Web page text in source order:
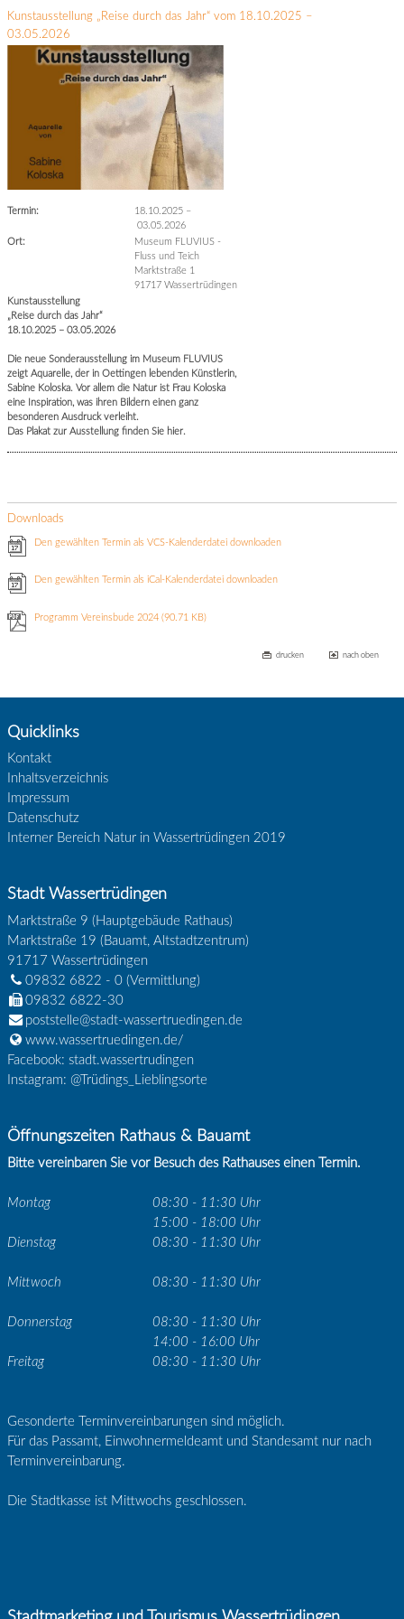
Kunstausstellung „Reise durch das Jahr“ vom 18.10.2025 –
03.05.2026
Termin: 18.10.2025 –
03.05.2026
Ort:
Museum FLUVIUS -
Fluss und Teich
Marktstraße 1
91717 Wassertrüdingen
Kunstausstellung
„Reise durch das Jahr“
18.10.2025 – 03.05.2026
Die neue Sonderausstellung im Museum FLUVIUS
zeigt Aquarelle, der in Oettingen lebenden Künstlerin,
Sabine Koloska. Vor allem die Natur ist Frau Koloska
eine Inspiration, was ihren Bildern einen ganz
besonderen Ausdruck verleiht.
Das Plakat zur Ausstellung finden Sie hier.
Downloads
Den gewählten Termin als VCS-Kalenderdatei downloaden
Den gewählten Termin als iCal-Kalenderdatei downloaden
Programm Vereinsbude 2024(90.71 KB)
drucken nach oben
Quicklinks
Kontakt
Inhaltsverzeichnis
Impressum
Datenschutz
Interner Bereich Natur in Wassertrüdingen 2019
Stadt Wassertrüdingen
Marktstraße 9 (Hauptgebäude Rathaus)
Marktstraße 19 (Bauamt, Altstadtzentrum)
91717 Wassertrüdingen
09832 6822 - 0(Vermittlung)
09832 6822-30
poststelle@stadt-wassertruedingen.de
www.wassertruedingen.de/
Facebook: stadt.wassertrudingen
Instagram: @Trüdings_Lieblingsorte
Öffnungszeiten Rathaus & Bauamt
Bitte vereinbaren Sie vor Besuch des Rathauses einen Termin.
Montag
08:30 - 11:30 Uhr
15:00 - 18:00 Uhr
Dienstag
08:30 - 11:30 Uhr
Mittwoch 08:30 - 11:30 Uhr
Donnerstag
08:30 - 11:30 Uhr
14:00 - 16:00 Uhr
Freitag
08:30 - 11:30 Uhr
Gesonderte Terminvereinbarungen sind möglich.
Für das Passamt, Einwohnermeldeamt und Standesamt nur nach
Terminvereinbarung.
Die Stadtkasse ist Mittwochs geschlossen.